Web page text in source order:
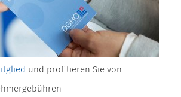
und profitieren Sie von